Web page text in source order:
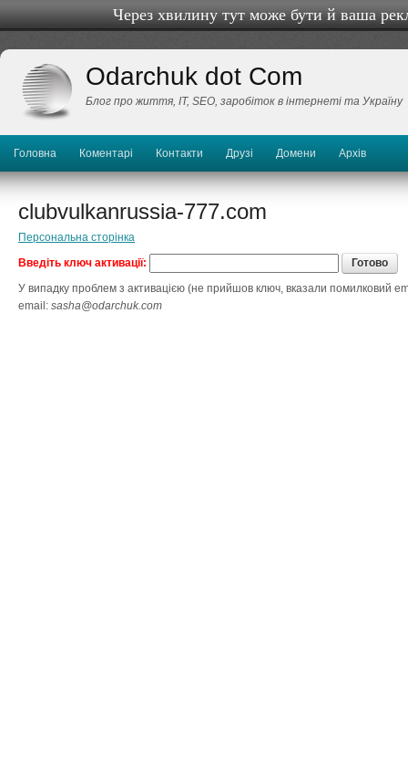
Через хвилину тут може бути й ваша
Odarchuk dot Com
Блог про життя, IТ, SEO, заробіток в інтернеті та Україну
Головна Коментарі Контакти Друзі Домени Архів
clubvulkanrussia-777.com
Персональна сторінка
Введіть ключ активації:
У випадку проблем з активацією (не прийшов ключ, вказали помилковий
email: sasha@odarchuk.com